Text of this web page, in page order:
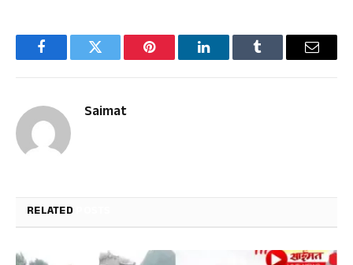
FacebookTwitter Pinterest LinkedInTumblr Email
Saimat
RELATED